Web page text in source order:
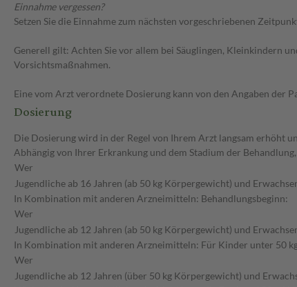
Einnahme vergessen?
Setzen Sie die Einnahme zum nächsten vorgeschriebenen
Generell gilt: Achten Sie vor allem bei Säuglingen, Kleinkindern
Vorsichtsmaßnahmen.
Eine vom Arzt verordnete Dosierung kann von den Angaben der
Dosierung
Die Dosierung wird in der Regel von Ihrem Arzt langsam erhöht
Abhängig von Ihrer Erkrankung und dem Stadium der
Wer
Jugendliche ab 16 Jahren (ab 50 kg Körpergewicht) und
In Kombination mit anderen Arzneimitteln: Behandlungsbeginn:
Wer
Jugendliche ab 12 Jahren (ab 50 kg Körpergewicht) und
In Kombination mit anderen Arzneimitteln: Für Kinder unter 50
Wer
Jugendliche ab 12 Jahren (über 50 kg Körpergewicht) und